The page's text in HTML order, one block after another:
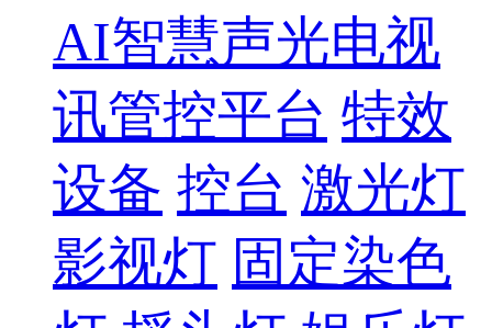
AI智慧声光电视
讯管控平台 特效
设备 控台 激光灯
影视灯 固定染色